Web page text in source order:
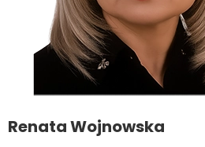
Renata Wojnowska